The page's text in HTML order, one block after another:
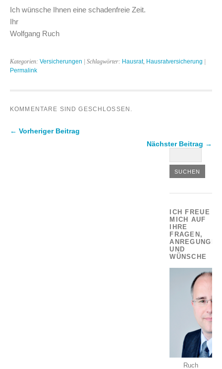
Ich wünsche Ihnen eine schadenfreie Zeit.
Ihr
Wolfgang Ruch
Kategorien: Versicherungen | Schlagwörter: Hausrat, Hausratversicherung |
Permalink
KOMMENTARE SIND GESCHLOSSEN.
← Vorheriger Beitrag
Nächster Beitrag →
ICH FREUE
MICH AUF
IHRE
FRAGEN,
ANREGUNGEN
UND
WÜNSCHE
Ruch